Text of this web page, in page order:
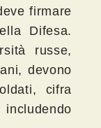
firmare
Difesa.
russe,
devono
cifra